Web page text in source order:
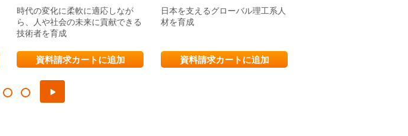
時代の変化に柔軟に適応しなが
ら、人や社会の未来に貢献できる
技術者を育成
資料請求カートに追加
日本を支えるグローバル理工系人
材を育成
資料請求カートに追加